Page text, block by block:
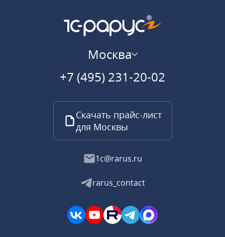
Москва
+7 (495) 231-20-02
Скачать прайс-лист
для Москвы
1c@rarus.ru
rarus_contact